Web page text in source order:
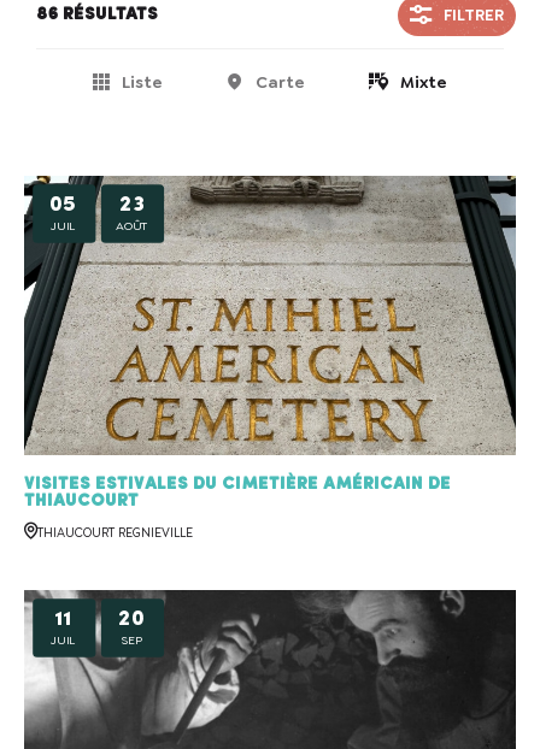
86 résultats FILTRER
Liste Carte Mixte
05
JUIL
23
AOÛT
Visites estivales du cimetière américain de
Thiaucourt
THIAUCOURT REGNIEVILLE
11
JUIL
20
SEP